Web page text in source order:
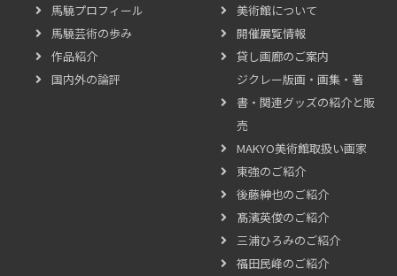
馬驍プロフィール
馬驍芸術の歩み
作品紹介
国内外の論評
美術館について
開催展覧情報
貸し画廊のご案内
ジクレー版画・画集・著
書・関連グッズの紹介と販
売
MAKYO美術館取扱い画家
東強のご紹介
後藤紳也のご紹介
髙濱英俊のご紹介
三浦ひろみのご紹介
福田民峰のご紹介